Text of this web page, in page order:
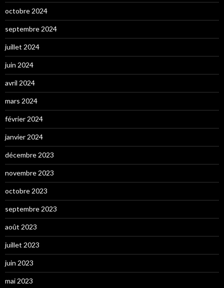
octobre 2024
septembre 2024
juillet 2024
juin 2024
avril 2024
mars 2024
février 2024
janvier 2024
décembre 2023
novembre 2023
octobre 2023
septembre 2023
août 2023
juillet 2023
juin 2023
mai 2023